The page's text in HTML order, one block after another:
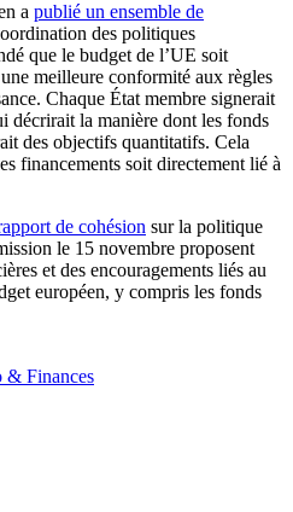
a publié un ensemble de
des politiques
que le budget de l’UE soit
meilleure conformité aux règles
Chaque État membre signerait
décrirait la manière dont les fonds
des objectifs quantitatifs. Cela
financements soit directement lié à
de cohésion sur la politique
le 15 novembre proposent
et des encouragements liés au
européen, y compris les fonds
& Finances